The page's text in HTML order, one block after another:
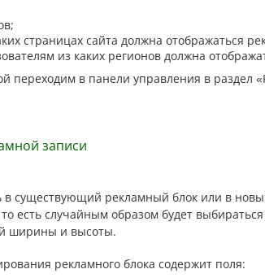
страницах сайта должна отображаться
из каких регионов должна
переходим в панели управления в
записи
в существующий рекламный блок или в
есть случайным образом будет
ширины и высоты.
рекламного блока содержит поля: